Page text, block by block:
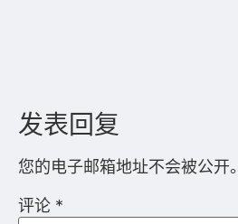
发表回复
您的电子邮箱地址不会被公开。
评论 *